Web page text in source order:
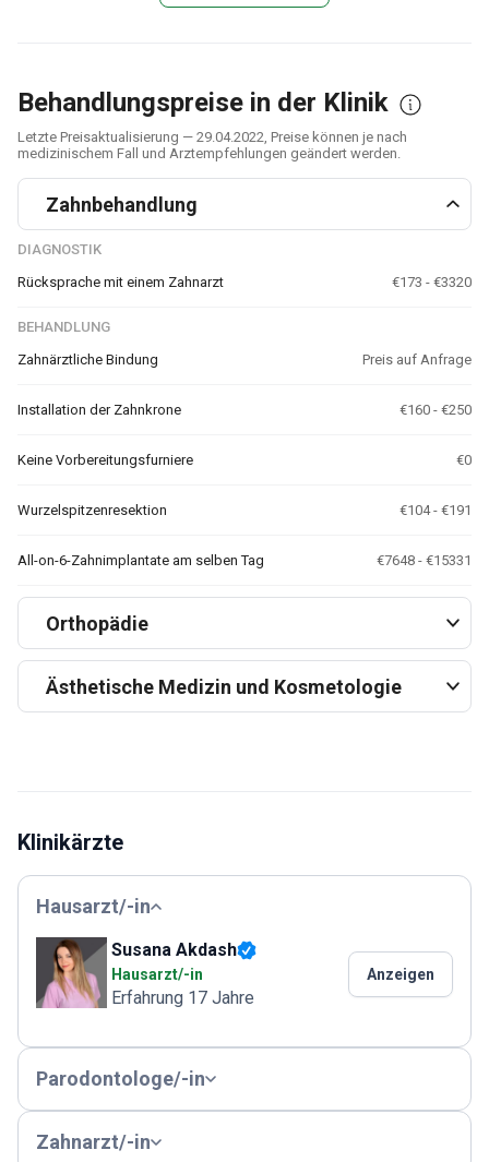
Behandlungspreise in der Klinik
Letzte Preisaktualisierung — 29.04.2022, Preise können je nach
medizinischem Fall und Arztempfehlungen geändert werden.
Zahnbehandlung
DIAGNOSTIK
Rücksprache mit einem Zahnarzt
€173 - €3320
BEHANDLUNG
Zahnärztliche Bindung
Preis auf Anfrage
Installation der Zahnkrone €160 - €250
Keine Vorbereitungsfurniere €0
Wurzelspitzenresektion €104 - €191
All-on-6-Zahnimplantate am selben Tag €7648 - €15331
Orthopädie
Ästhetische Medizin und Kosmetologie
Klinikärzte
Hausarzt/-in
Susana Akdash
Hausarzt/-in
Erfahrung 17 Jahre
Anzeigen
Parodontologe/-in
Zahnarzt/-in